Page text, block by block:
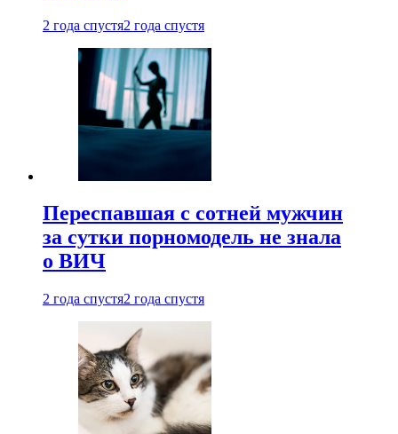
2 года спустя2 года спустя
Переспавшая с сотней мужчин
за сутки порномодель не знала
о ВИЧ
2 года спустя2 года спустя